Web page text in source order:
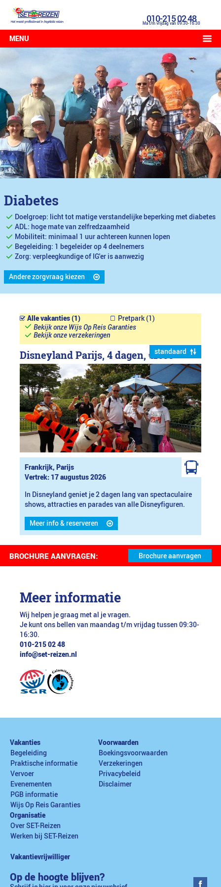
010-215 02 48
Ma t/m vrijdag van 09:30-16:30
MENU
Diabetes
Doelgroep: licht tot matige verstandelijke beperking met diabetes
ADL: hoge mate van zelfredzaamheid
Mobiliteit: minimaal 1 uur achtereen kunnen lopen
Begeleiding: 1 begeleider op 4 deelnemers
Zorg: verpleegkundige of IG'er is aanwezig
Andere zorgvraag kiezen
Alle vakanties (1)
Pretpark (1)
Bekijk onze Wijs Op Reis Garanties
Bekijk onze verzekeringen
standaard
Disneyland Parijs, 4 dagen, €1099
Frankrijk, Parijs
Vertrek: 17 augustus 2026
In Disneyland geniet je 2 dagen lang van spectaculaire
shows, attracties en parades van alle Disneyfiguren.
Meer info & reserveren
BROCHURE AANVRAGEN:
Meer informatie
Wij helpen je graag met al je vragen.
Je kunt ons bellen van maandag t/m vrijdag tussen 09:30-
16:30.
010-215 02 48
info@set-reizen.nl
Vakanties
Begeleiding
Praktische informatie
Vervoer
Evenementen
PGB informatie
Wijs Op Reis Garanties
Voorwaarden
Boekingsvoorwaarden
Verzekeringen
Privacybeleid
Disclaimer
Organisatie
Over SET-Reizen
Werken bij SET-Reizen
Vakantievrijwilliger
Op de hoogte blijven?